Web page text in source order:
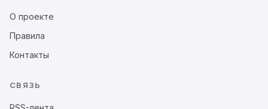
О проекте
Правила
Контакты
СВЯЗЬ